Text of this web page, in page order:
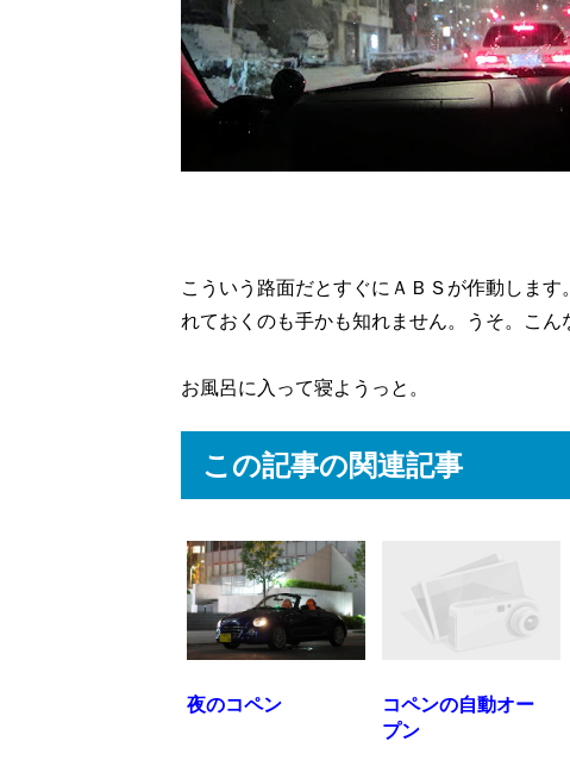
こういう路面だとすぐにＡＢＳが作動しま
れておくのも手かも知れません。うそ。こん
お風呂に入って寝ようっと。
この記事の関連記事
夜のコペン
コペンの自動オー
プン